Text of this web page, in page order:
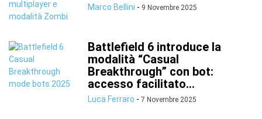
Marco Bellini - 9 Novembre 2025
Battlefield 6 introduce la
modalità “Casual
Breakthrough” con bot:
accesso facilitato...
Luca Ferraro - 7 Novembre 2025